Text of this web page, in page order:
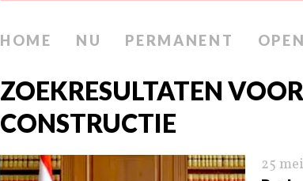
HOME NU PERMANENT
ZOEKRESULTATEN
CONSTRUCTIE
25